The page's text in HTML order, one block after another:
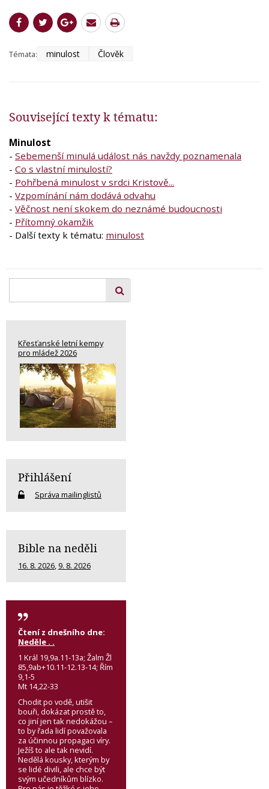
Témata: minulost Člověk
Související texty k tématu:
Minulost
- Sebemenší minulá událost nás navždy poznamenala
- Co s vlastní minulostí?
- Pohřbená minulost v srdci Kristově...
- Vzpomínání nám dodává odvahu
- Věčnost není skokem do neznámé budoucnosti
- Přítomný okamžik
- Další texty k tématu: minulost
Křesťanské letní kempy
pro mládež 2026
Přihlášení
Správa mailinglistů
Bible na neděli
16. 8. 2026, 9. 8. 2026
Čtení z dnešního dne:
Neděle . .
1 Král 19,9a.11-13a; Žalm Žl
85,9ab+10.11-12.13-14; Řím
9,1-5
Mt 14,22-33
Chodit po vodě, utišit
bouři, dokázat prostě to,
co jiní jen tak nedokážou –
to by řada lidí považovala
za účinnou propagaci víry.
Ježíš to ale tak nevidí.
Nedělá kousky, kterým by
se lidé divili, ale chce být
svým učedníkům blízko.